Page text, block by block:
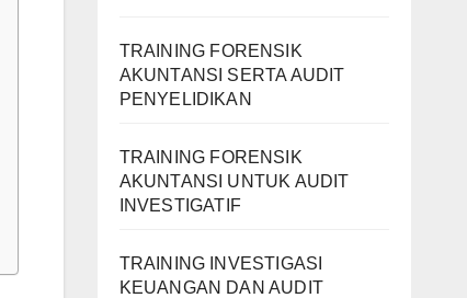
TRAINING FORENSIK
AKUNTANSI SERTA AUDIT
PENYELIDIKAN
TRAINING FORENSIK
AKUNTANSI UNTUK AUDIT
INVESTIGATIF
TRAINING INVESTIGASI
KEUANGAN DAN AUDIT